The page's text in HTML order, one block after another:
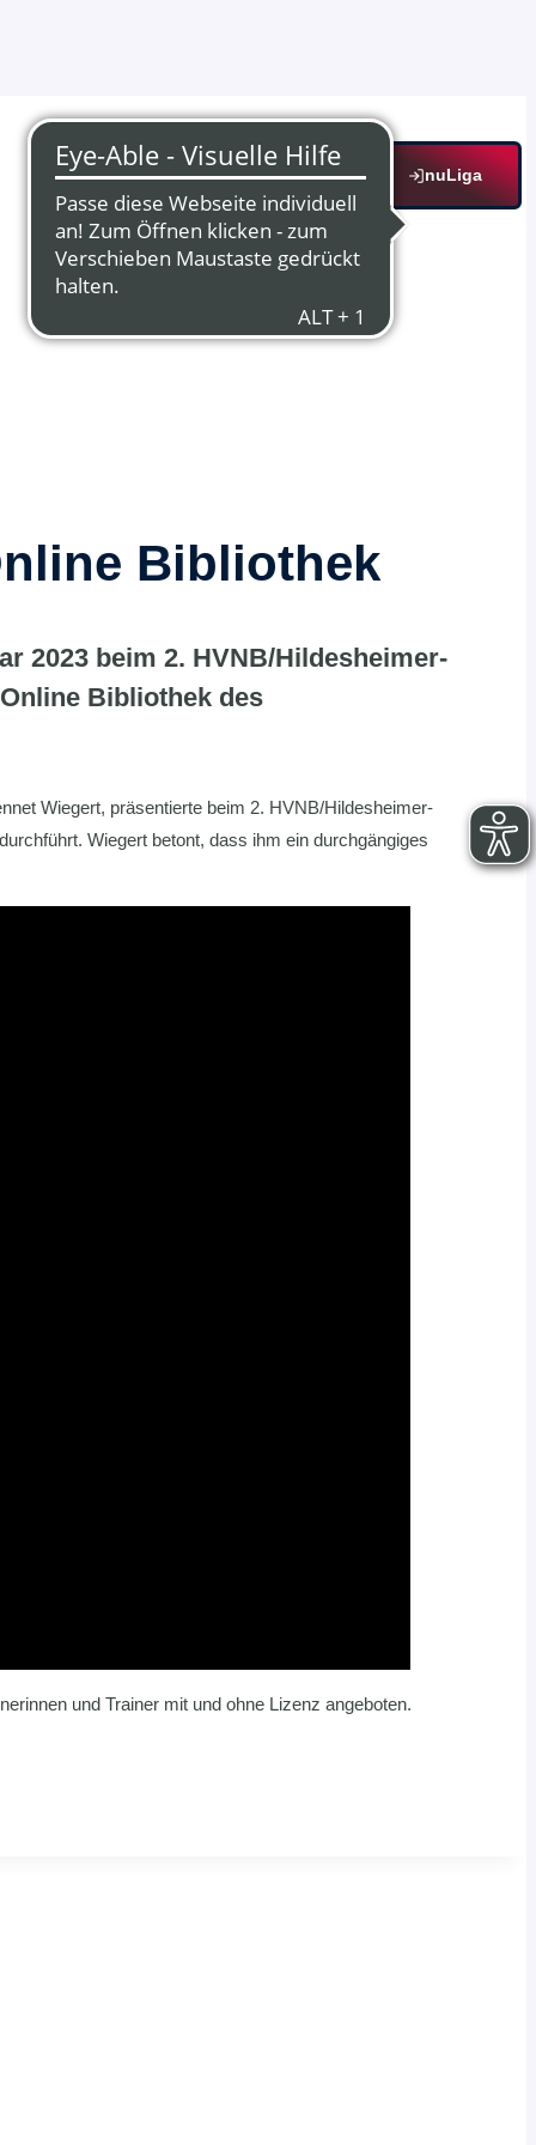
nuLiga
Bibliothek
2023 beim 2. HVNB/Hildesheimer-
Bibliothek des
Wiegert, präsentierte beim 2. HVNB/Hildesheimer-
Wiegert betont, dass ihm ein durchgängiges
und Trainer mit und ohne Lizenz angeboten.